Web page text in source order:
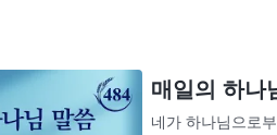
매일의 하나
네가 하나님으로